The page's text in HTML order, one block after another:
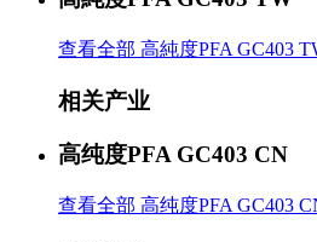
查看全部 高純度PFA GC403
相关产业
高纯度PFA GC403 CN
查看全部 高纯度PFA GC403